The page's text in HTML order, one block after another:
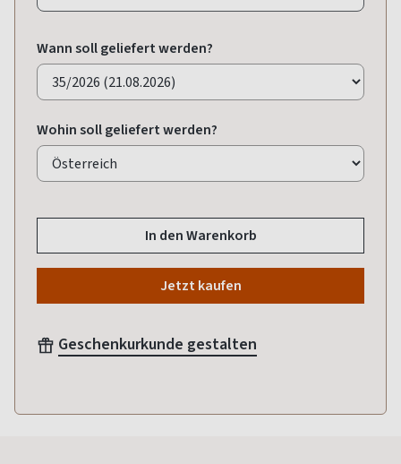
Wann soll geliefert werden?
Wohin soll geliefert werden?
In den Warenkorb
Jetzt kaufen
Geschenkurkunde gestalten